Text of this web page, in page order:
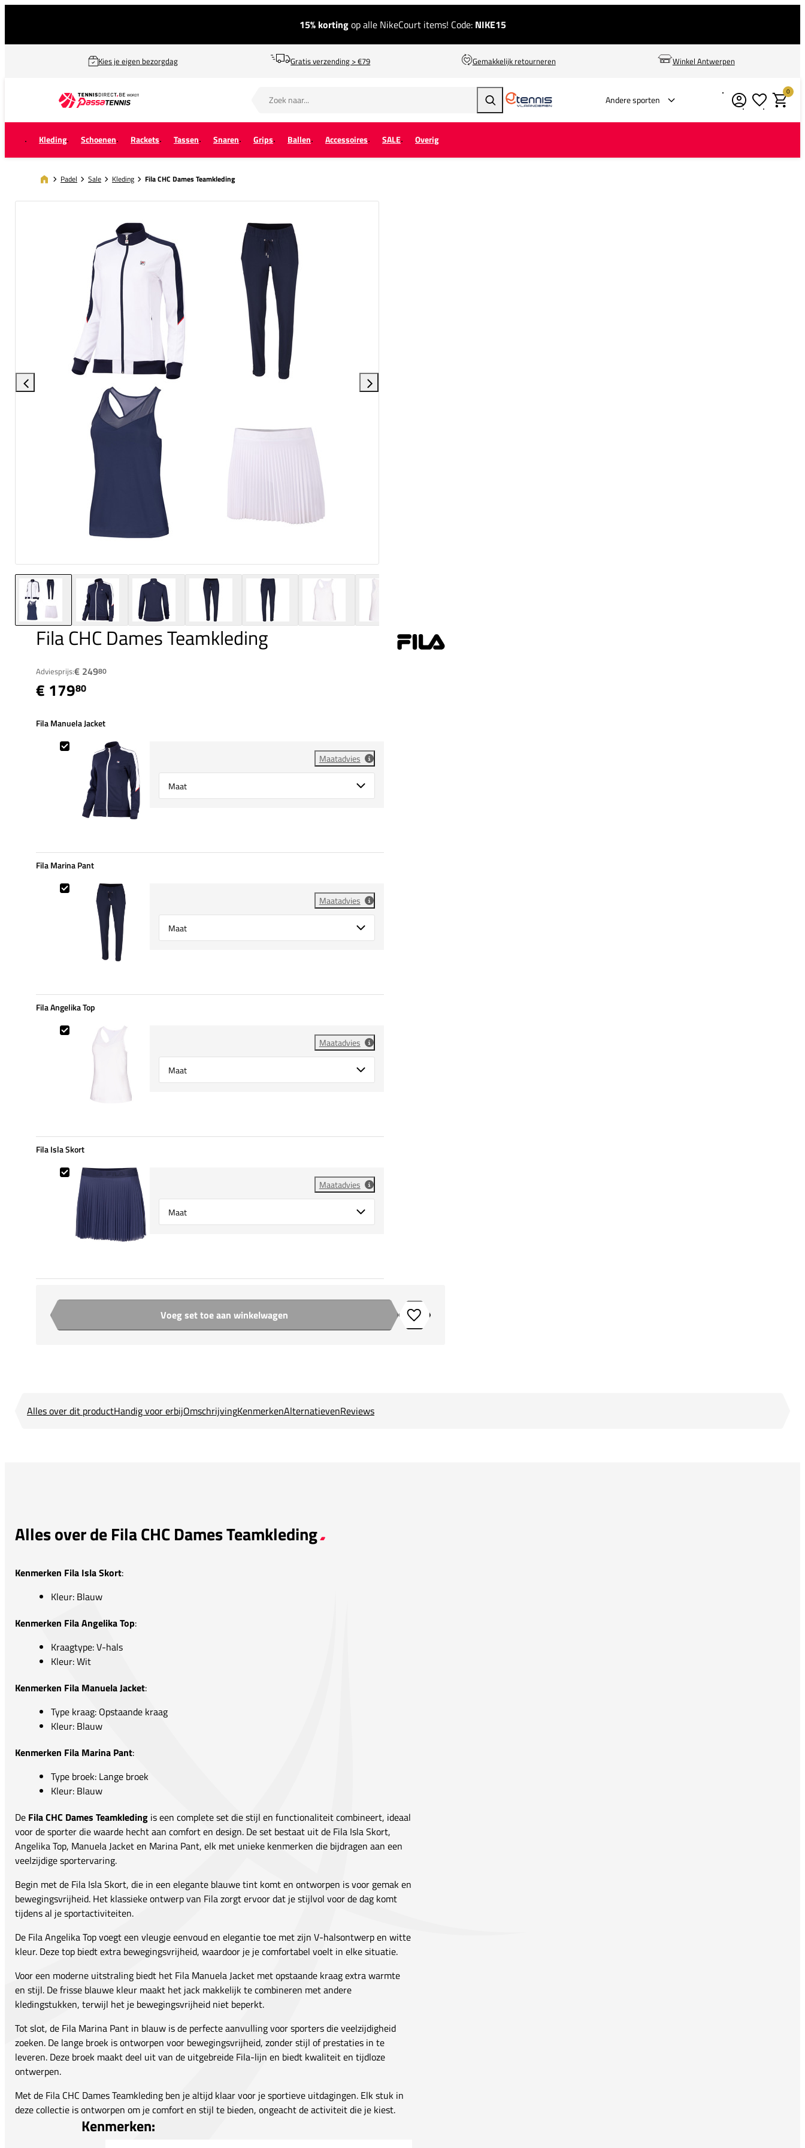
15% kortingop alle NikeCourt items! Code: NIKE15
Kies je eigen bezorgdag Gratis verzending > €79 Gemakkelijk retourneren Winkel Antwerpen
Zoeken Andere sporten Verlanglijstje
0
Kleding Schoenen Rackets Tassen Snaren Grips Ballen Accessoires SALE Overig
Padel Sale Kleding Fila CHC Dames Teamkleding
Fila CHC Dames Teamkleding
Adviesprijs:€ 24980
€ 17980
Fila Manuela Jacket
Maatadvies
Fila Manuela Jacket
Fila Marina Pant
Maatadvies
Fila Marina Pant
Fila Angelika Top
Maatadvies
Fila Angelika Top
Fila Isla Skort
Maatadvies
Fila Isla Skort
Aantal Voeg set toe aan winkelwagen Toevoegen aan verlanglijstje
Alles over dit productHandig voor erbijOmschrijvingKenmerkenAlternatievenReviews
Alles over de Fila CHC Dames Teamkleding
Kenmerken Fila Isla Skort:
Kleur: Blauw
Kenmerken Fila Angelika Top:
Kraagtype: V-hals
Kleur: Wit
Kenmerken Fila Manuela Jacket:
Type kraag: Opstaande kraag
Kleur: Blauw
Kenmerken Fila Marina Pant:
Type broek: Lange broek
Kleur: Blauw
De Fila CHC Dames Teamkleding is een complete set die stijl en functionaliteit combineert, ideaal
voor de sporter die waarde hecht aan comfort en design. De set bestaat uit de Fila Isla Skort,
Angelika Top, Manuela Jacket en Marina Pant, elk met unieke kenmerken die bijdragen aan een
veelzijdige sportervaring.
Begin met de Fila Isla Skort, die in een elegante blauwe tint komt en ontworpen is voor gemak en
bewegingsvrijheid. Het klassieke ontwerp van Fila zorgt ervoor dat je stijlvol voor de dag komt
tijdens al je sportactiviteiten.
De Fila Angelika Top voegt een vleugje eenvoud en elegantie toe met zijn V-halsontwerp en witte
kleur. Deze top biedt extra bewegingsvrijheid, waardoor je je comfortabel voelt in elke situatie.
Voor een moderne uitstraling biedt het Fila Manuela Jacket met opstaande kraag extra warmte
en stijl. De frisse blauwe kleur maakt het jack makkelijk te combineren met andere
kledingstukken, terwijl het je bewegingsvrijheid niet beperkt.
Tot slot, de Fila Marina Pant in blauw is de perfecte aanvulling voor sporters die veelzijdigheid
zoeken. De lange broek is ontworpen voor bewegingsvrijheid, zonder stijl of prestaties in te
leveren. Deze broek maakt deel uit van de uitgebreide Fila-lijn en biedt kwaliteit en tijdloze
ontwerpen.
Met de Fila CHC Dames Teamkleding ben je altijd klaar voor je sportieve uitdagingen. Elk stuk in
deze collectie is ontworpen om je comfort en stijl te bieden, ongeacht de activiteit die je kiest.
Kenmerken: